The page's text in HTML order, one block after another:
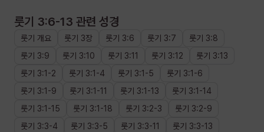
룻기 3:6-13 관련 성경
룻기 개요 룻기 3장 룻기 3:6 룻기 3:7 룻기 3:8
룻기
3:9 룻기 3:10 룻기 3:11 룻기 3:12 룻기 3:13
룻기
3:1 -2 룻기 3:1 -4 룻기 3:1 -5 룻기 3:1 -6
룻기
3:1 -9 룻기 3:1 -11 룻기 3:1 -13 룻기 3:1 -14
룻기
3:1 -15 룻기 3:1 -18 룻기 3:2-3 룻기 3:2-9
룻기
3:3-4 룻기 3:3-5 룻기 3:3-11 룻기 3:3-13